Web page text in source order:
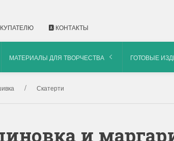
КОНТАКТЫ
МАТЕРИАЛЫ ДЛЯ ТВОРЧЕСТВА ГОТОВЫЕ
Скатерти
и